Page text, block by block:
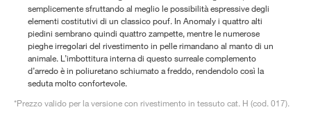
semplicemente sfruttando al meglio le possibilità espressive degli
elementi costitutivi di un classico pouf. In Anomaly i quattro alti
piedini sembrano quindi quattro zampette, mentre le numerose
pieghe irregolari del rivestimento in pelle rimandano al manto di un
animale. L’imbottitura interna di questo surreale complemento
d’arredo è in poliuretano schiumato a freddo, rendendolo così la
seduta molto confortevole.
*Prezzo valido per la versione con rivestimento in tessuto cat. H (cod. 017).